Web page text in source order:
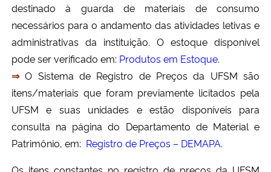
Secretaria de Governo
Banco Central do Brasil
Planalto
destinado à guarda de materiais de consumo
necessários para o andamento das atividades letivas e
administrativas da instituição. O estoque disponível
pode ser verificado em: Produtos em Estoque.
⇒ O Sistema de Registro de Preços da UFSM são
itens/materiais que foram previamente licitados pela
UFSM e suas unidades e estão disponíveis para
consulta na página do Departamento de Material e
Patrimônio, em: Registro de Preços – DEMAPA.
Os itens constantes no registro de preços da UFSM